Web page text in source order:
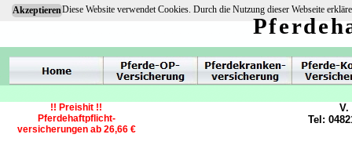
AkzeptierenDiese Website verwendet Cookies. Durch die Nutzung dieser Webseite
V.
Tel:
!! Preishit !!
Pferdehaftpflicht-
versicherungen ab 26,66 €